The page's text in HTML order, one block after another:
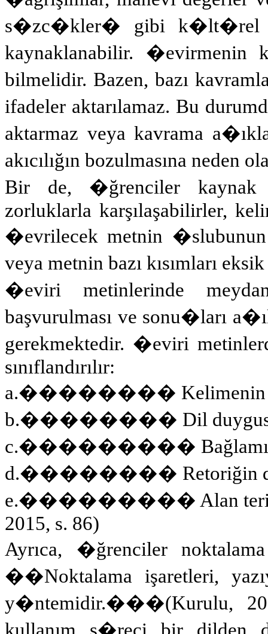
s�zc�kler� gibi k�lt�rel
kaynaklanabilir.
bilmelidir. Bazen, bazı
ifadeler aktarılamaz. Bu
aktarmaz veya kavrama
akıcılığın bozulmasına neden
Bir de, �ğrenciler kaynak
zorluklarla karşılaşabilirler,
�evrilecek metnin �slubunun
veya metnin bazı kısımları
�eviri metinlerinde
başvurulması ve sonu�ları
gerekmektedir. �eviri
sınıflandırılır:
a.�������� Kelimenin
b.�������� Dil
c.���������
d.�������� Retoriğin
e.��������� Alan
2015, s. 86)
Ayrıca, �ğrenciler
��Noktalama işaretleri,
y�ntemidir.���(Kurulu,
kullanım s�reci bir dilden